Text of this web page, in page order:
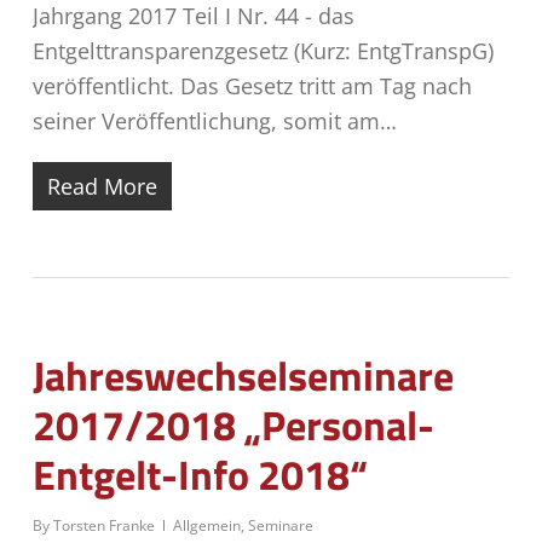
Jahrgang 2017 Teil I Nr. 44 - das
Entgelttransparenzgesetz (Kurz: EntgTranspG)
veröffentlicht. Das Gesetz tritt am Tag nach
seiner Veröffentlichung, somit am…
Read More
Jahreswechselseminare
2017/2018 „Personal-
Entgelt-Info 2018“
ByTorsten Franke Allgemein, Seminare